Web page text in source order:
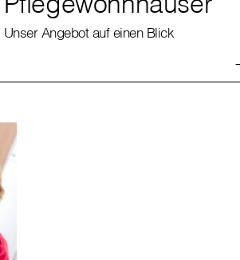
Unser Angebot auf einen Blick